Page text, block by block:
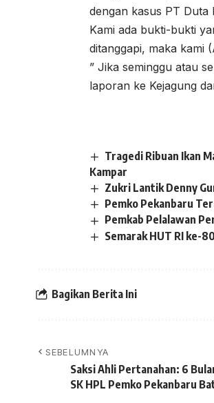
dengan kasus PT Duta
Kami ada bukti-bukti
ditanggapi, maka kami
” Jika seminggu atau
laporan ke Kejagung
Tragedi Ribuan Ikan
Kampar
Zukri Lantik Denny
Pemko Pekanbaru
Pemkab Pelalawan
Semarak HUT RI ke-
Bagikan Berita Ini
SEBELUMNYA
Saksi Ahli Pertanahan: 6
SK HPL Pemko Pekanbaru